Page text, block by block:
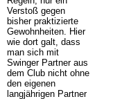
Verstoß gegen
bisher praktizierte
Gewohnheiten. Hier
wie dort galt, dass
man sich mit
Swinger Partner aus
dem Club nicht ohne
den eigenen
langjährigen Partner